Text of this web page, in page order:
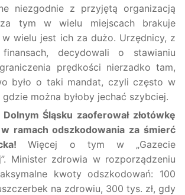
niezgodnie z przyjętą organizacją
tym w wielu miejscach brakuje
w wielu jest ich za dużo. Urzędnicy, z
decydowali o stawianiu
prędkości nierzadko tam,
było o taki mandat, czyli często w
gdzie można byłoby jechać szybciej.
Śląsku zaoferował złotówkę
ramach odszkodowania za śmierć
Więcej o tym w „Gazecie
Minister zdrowia w rozporządzeniu
kwoty odszkodowań: 100
na zdrowiu, 300 tys. zł, gdy